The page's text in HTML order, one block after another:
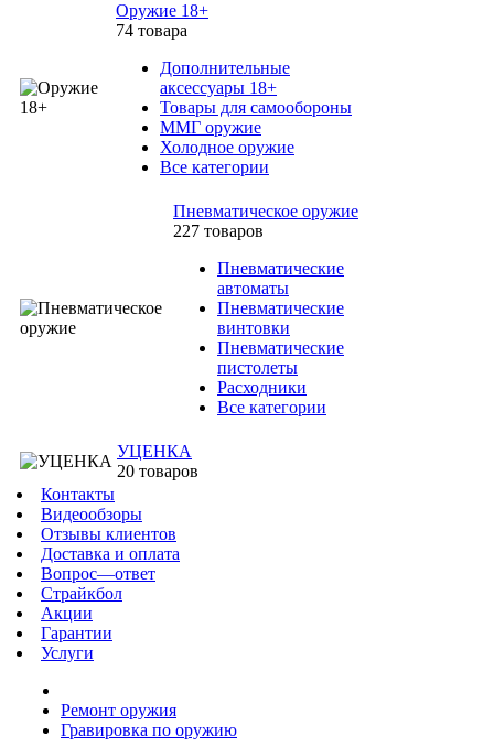
Оружие 18+
74 товара
Дополнительные
аксессуары 18+
Товары для самообороны
ММГ оружие
Холодное оружие
Все категории
Пневматическое оружие
227 товаров
Пневматические
автоматы
Пневматические
винтовки
Пневматические
пистолеты
Расходники
Все категории
УЦЕНКА
20 товаров
Контакты
Видеообзоры
Отзывы клиентов
Доставка и оплата
Вопрос—ответ
Страйкбол
Акции
Гарантии
Услуги
Ремонт оружия
Гравировка по оружию